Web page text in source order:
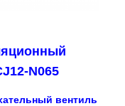
N065
вентиль